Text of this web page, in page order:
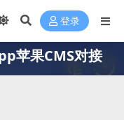
登录
苹果CMS对接